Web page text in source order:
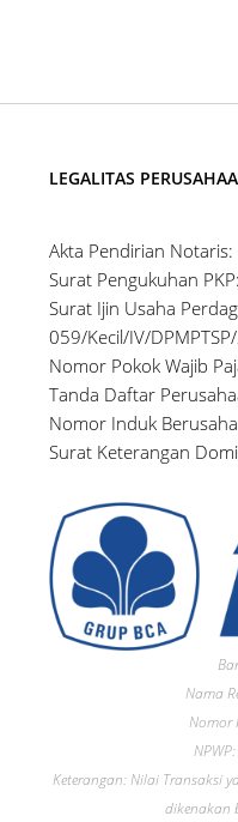
LEGALITAS
Akta Pendirian
Surat Pengukuhan
Surat Ijin Usaha
059/Kecil/IV/
Nomor Pokok Wajib
Tanda Daftar
Nomor Induk
Surat Keterangan
Nama
Nomor
Keterangan: Nilai Transaksi
dikenakan